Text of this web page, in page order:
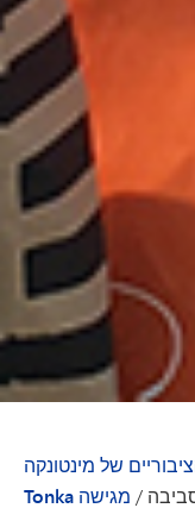
של מינטונקה
Tonka מגישה /